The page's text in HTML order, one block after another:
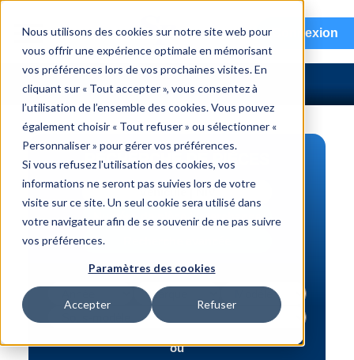
Nous utilisons des cookies sur notre site web pour
vous offrir une expérience optimale en mémorisant
vos préférences lors de vos prochaines visites. En
cliquant sur « Tout accepter », vous consentez à
l’utilisation de l’ensemble des cookies. Vous pouvez
également choisir « Tout refuser » ou sélectionner «
Personnaliser » pour gérer vos préférences.
Si vous refusez l'utilisation des cookies, vos
informations ne seront pas suivies lors de votre
visite sur ce site. Un seul cookie sera utilisé dans
votre navigateur afin de se souvenir de ne pas suivre
vos préférences.
Paramètres des cookies
Accepter Refuser
menu Connexion
RECHERCHE DE PIÈCES
Véhicule | NIV
Numéro de pièce | interchange
ou